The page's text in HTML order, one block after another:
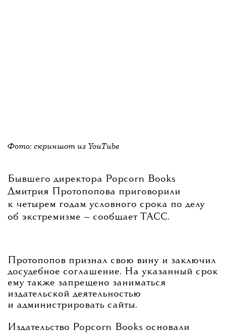
Фото: скриншот из YouTube
Бывшего директора Popcorn Books
Дмитрия Протопопова приговорили
к четырем годам условного срока по делу
об экстремизме — сообщает ТАСС.
Протопопов признал свою вину и заключил
досудебное соглашение. На указанный срок
ему также запрещено заниматься
издательской деятельностью
и администрировать сайты.
Издательство Popcorn Books основали